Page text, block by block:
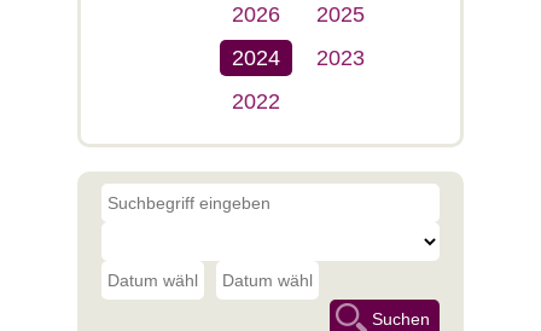
2026
2025
2024
2023
2022